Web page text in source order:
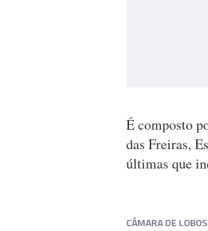
É composto
das Freiras,
últimas que
CÂMARA DE LOBOS